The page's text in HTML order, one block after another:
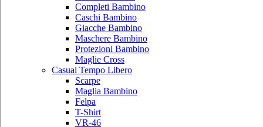
Completi Bambino
Caschi Bambino
Giacche Bambino
Maschere Bambino
Protezioni Bambino
Maglie Cross
Casual Tempo Libero
Scarpe
Maglia Bambino
Felpa
T-Shirt
VR-46